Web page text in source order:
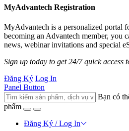
MyAdvantech Registration
MyAdvantech is a personalized portal
becoming an Advantech member, you
news, webinar invitations and special
Sign up today to get 24/7 quick access
Đăng Ký Log In
Panel Button
Bạn có
phẩm
Đăng Ký / Log In